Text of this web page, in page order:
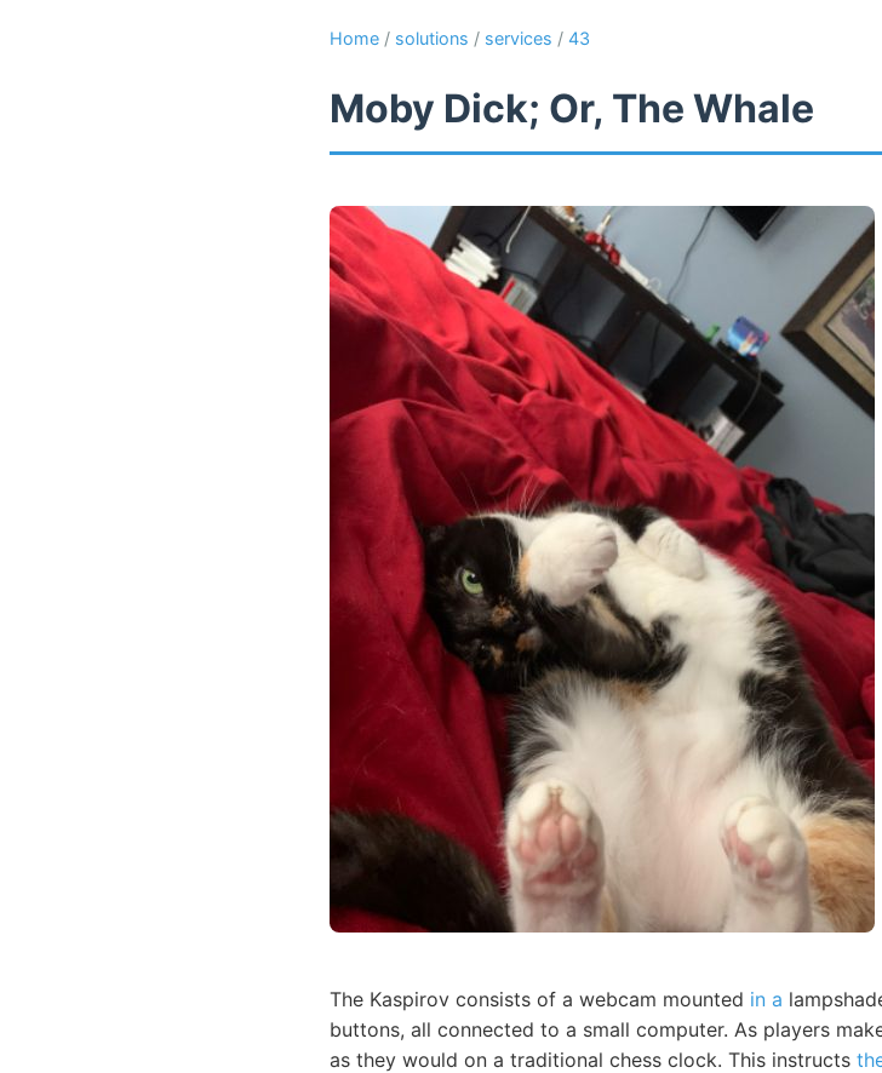
Home / solutions / services / 43
Moby Dick; Or, The Whale
The Kaspirov consists of a webcam mounted in a
buttons, all connected to a small computer. As players
as they would on a traditional chess clock. This instructs